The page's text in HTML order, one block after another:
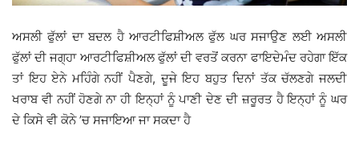
ਅਸਲੀ ਫੁੱਲਾਂ ਦਾ ਬਦਲ ਹੈ ਆਰਟੀਫਿਸ਼ੀਅਲ ਫੁੱਲ ਘਰ ਸਜਾਉਣ ਲਈ ਅਸਲੀ
ਫੁੱਲਾਂ ਦੀ ਜਗ੍ਹਾ ਆਰਟੀਫਿਸ਼ੀਅਲ ਫੁੱਲਾਂ ਦੀ ਵਰਤੋਂ ਕਰਨਾ ਫਾਇਦੇਮੰਦ ਰਹੇਗਾ ਇੱਕ
ਤਾਂ ਇਹ ਏਨੇ ਮਹਿੰਗੇ ਨਹੀਂ ਪੈਣਗੇ, ਦੂਜੇ ਇਹ ਬਹੁਤ ਦਿਨਾਂ ਤੱਕ ਚੱਲਣਗੇ ਜਲਦੀ
ਖਰਾਬ ਵੀ ਨਹੀਂ ਹੋਣਗੇ ਨਾ ਹੀ ਇਨ੍ਹਾਂ ਨੂੰ ਪਾਣੀ ਦੇਣ ਦੀ ਜ਼ਰੂਰਤ ਹੈ ਇਨ੍ਹਾਂ ਨੂੰ ਘਰ
ਦੇ ਕਿਸੇ ਵੀ ਕੋਨੇ ’ਚ ਸਜਾਇਆ ਜਾ ਸਕਦਾ ਹੈ